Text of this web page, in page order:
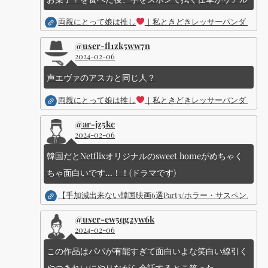
両親にとって娘は推し ｜私ときどきレッサーパンダ ｜
@user-fl1zk5ww7n
2024-02-06
声エヴァのアスカと同じ人？
両親にとって娘は推し ｜私ときどきレッサーパンダ ｜
@ar-jz5kc
2024-02-06
韓国だとNetflixオリジナルのsweet homeがめちゃく
ちゃ面白いです...！！(ドラマです)
【手加減出来ない韓国映画6選Part3/ホラー・サスペンス
@user-ew5qg2yw6k
2024-02-06
この作品はパパが有能すぎて面白いよな笑白い線引く